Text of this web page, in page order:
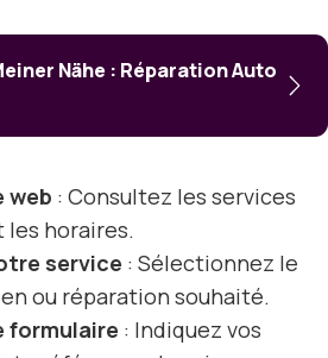
Nähe : Réparation Auto
web : Consultez les services
horaires.
service : Sélectionnez le
ou réparation souhaité.
formulaire : Indiquez vos